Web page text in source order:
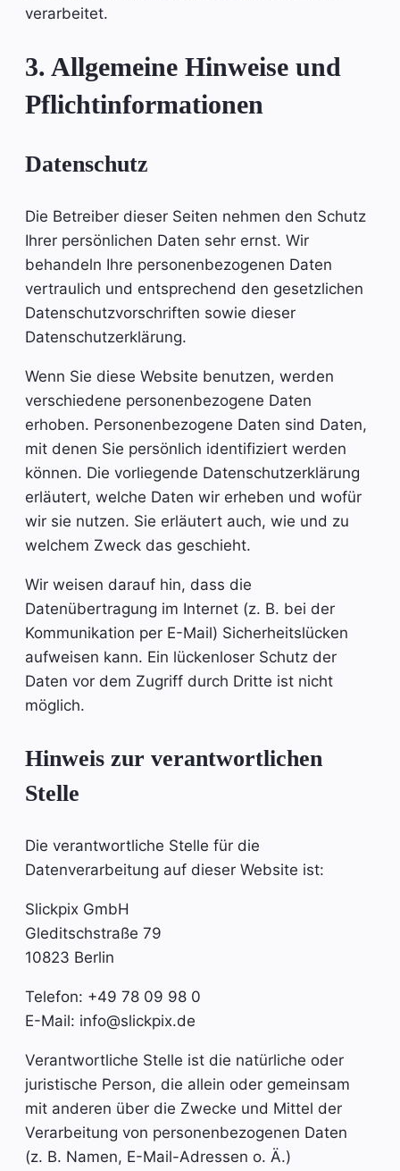
verarbeitet.
3. Allgemeine Hinweise und
Pflicht­informationen
Datenschutz
Die Betreiber dieser Seiten nehmen den Schutz
Ihrer persönlichen Daten sehr ernst. Wir
behandeln Ihre personenbezogenen Daten
vertraulich und entsprechend den gesetzlichen
Datenschutzvorschriften sowie dieser
Datenschutzerklärung.
Wenn Sie diese Website benutzen, werden
verschiedene personenbezogene Daten
erhoben. Personenbezogene Daten sind Daten,
mit denen Sie persönlich identifiziert werden
können. Die vorliegende Datenschutzerklärung
erläutert, welche Daten wir erheben und wofür
wir sie nutzen. Sie erläutert auch, wie und zu
welchem Zweck das geschieht.
Wir weisen darauf hin, dass die
Datenübertragung im Internet (z. B. bei der
Kommunikation per E-Mail) Sicherheitslücken
aufweisen kann. Ein lückenloser Schutz der
Daten vor dem Zugriff durch Dritte ist nicht
möglich.
Hinweis zur verantwortlichen
Stelle
Die verantwortliche Stelle für die
Datenverarbeitung auf dieser Website ist:
Slickpix GmbH
Gleditschstraße 79
10823 Berlin
Telefon: +49 78 09 98 0
E-Mail: info@slickpix.de
Verantwortliche Stelle ist die natürliche oder
juristische Person, die allein oder gemeinsam
mit anderen über die Zwecke und Mittel der
Verarbeitung von personenbezogenen Daten
(z. B. Namen, E-Mail-Adressen o. Ä.)